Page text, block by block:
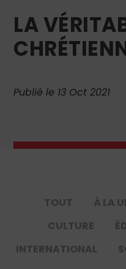
LA
Publié le 13 Oct 2021
TOUT À LA
CULTURE
INTERNATIONAL